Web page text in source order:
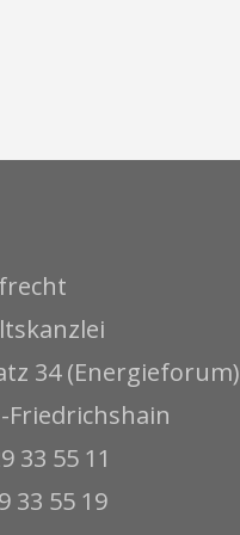
34 (Energieforum)
Friedrichshain
33 55 11
33 55 19